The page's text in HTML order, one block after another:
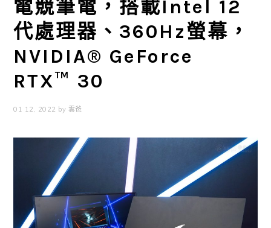
電競筆電，搭載Intel 12
代處理器、360Hz螢幕，
NVIDIA® GeForce
RTX™ 30
01 12, 2022 by 雲爸